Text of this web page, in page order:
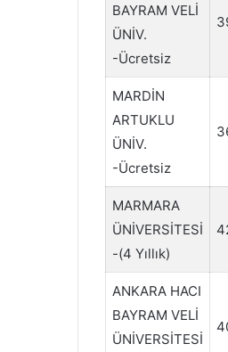
BAYRAM VELİ
ÜNİV.
-Ücretsiz
MARDİN
ARTUKLU
ÜNİV.
-Ücretsiz
MARMARA
ÜNİVERSİTESİ
-(4 Yıllık)
ANKARA HACI
BAYRAM VELİ
ÜNİVERSİTESİ